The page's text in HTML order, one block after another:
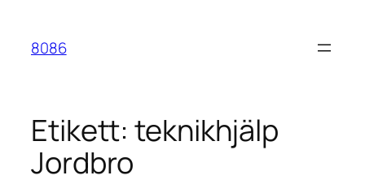
innehåll
8086
Etikett:teknikhjälp
Jordbro